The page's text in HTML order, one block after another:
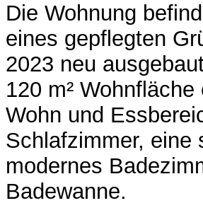
Die Wohnung
eines gepflegten
2023 neu
120 m²
Wohn und
Schlafzimmer, eine
modernes
Badewanne.